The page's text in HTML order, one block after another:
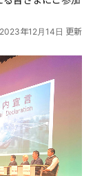
2023年12月14日 更新